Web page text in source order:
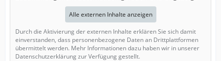
Alle externen Inhalte anzeigen
Durch die Aktivierung der externen Inhalte erklären Sie sich damit
einverstanden, dass personenbezogene Daten an Drittplattformen
übermittelt werden. Mehr Informationen dazu haben wir in unserer
Datenschutzerklärung zur Verfügung gestellt.